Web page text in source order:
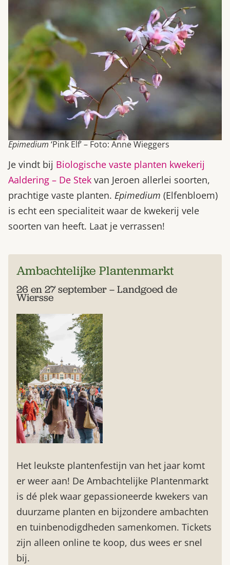
Epimedium ‘Pink Elf’ – Foto: Anne Wieggers
Je vindt bij Biologische vaste planten kwekerij
Aaldering – De Stek van Jeroen allerlei soorten,
prachtige vaste planten. Epimedium (Elfenbloem)
is echt een specialiteit waar de kwekerij vele
soorten van heeft. Laat je verrassen!
Ambachtelijke Plantenmarkt
26 en 27 september – Landgoed de
Wiersse
Het leukste plantenfestijn van het jaar komt
er weer aan! De Ambachtelijke Plantenmarkt
is dé plek waar gepassioneerde kwekers van
duurzame planten en bijzondere ambachten
en tuinbenodigdheden samenkomen. Tickets
zijn alleen online te koop, dus wees er snel
bij.